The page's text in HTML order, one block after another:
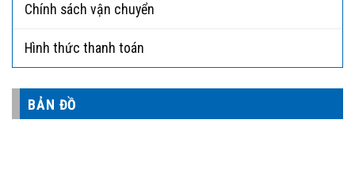
Chính sách vận chuyển
Hình thức thanh toán
BẢN ĐỒ